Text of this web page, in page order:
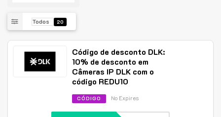
Todos 20
Código de desconto DLK:
10% de desconto em
Câmeras IP DLK com o
código REDU10
CÓDIGO No Expires